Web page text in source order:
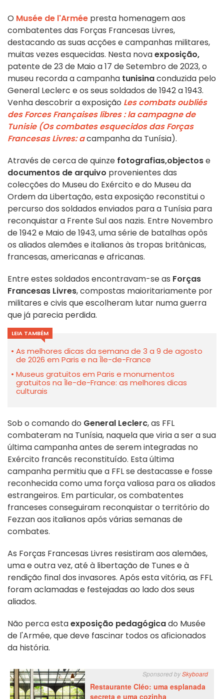
O Musée de l'Armée presta homenagem aos
combatentes das Forças Francesas Livres,
destacando as suas acções e campanhas militares,
muitas vezes esquecidas. Nesta novaexposição,
patente de 23 de Maio a 17 de Setembro de 2023, o
museu recorda a campanha tunisinaconduzida pelo
General Leclerc e os seus soldados de 1942 a 1943.
Venha descobrir a exposição Les combats oubliés
des Forces Françaises libres : la campagne de
Tunisie (Os combates esquecidos das Forças
Francesas Livres: acampanha da Tunísia).
Através de cerca de quinze fotografias,objectose
documentos de arquivo provenientes das
colecções do Museu do Exército e do Museu da
Ordem da Libertação, esta exposição reconstitui o
percurso dos soldados enviados para a Tunísia para
reconquistar a Frente Sul aos nazis. Entre Novembro
de 1942 e Maio de 1943, uma série de batalhas opôs
os aliados alemães e italianos às tropas britânicas,
francesas, americanas e africanas.
Entre estes soldados encontravam-se as Forças
Francesas Livres, compostas maioritariamente por
militares e civis que escolheram lutar numa guerra
que já parecia perdida.
LEIA TAMBÉM
As melhores dicas da semana de 3 a 9 de agosto
de 2026 em Paris e na Île-de-France
Museus gratuitos em Paris e monumentos
gratuitos na Île-de-France: as melhores dicas
culturais
Sob o comando do General Leclerc, as FFL
combateram na Tunísia, naquela que viria a ser a sua
última campanha antes de serem integradas no
Exército francês reconstituído. Esta última
campanha permitiu que a FFL se destacasse e fosse
reconhecida como uma força valiosa para os aliados
estrangeiros. Em particular, os combatentes
franceses conseguiram reconquistar o território do
Fezzan aos italianos após várias semanas de
combates.
As Forças Francesas Livres resistiram aos alemães,
uma e outra vez, até à libertação de Tunes e à
rendição final dos invasores. Após esta vitória, as FFL
foram aclamadas e festejadas ao lado dos seus
aliados.
Não perca estaexposição pedagógicado Musée
de l'Armée, que deve fascinar todos os aficionados
da história.